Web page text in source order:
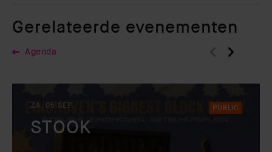
Gerelateerde evenementen
Agenda
PUBLIC
ZA. 05 SEP.
STOOK